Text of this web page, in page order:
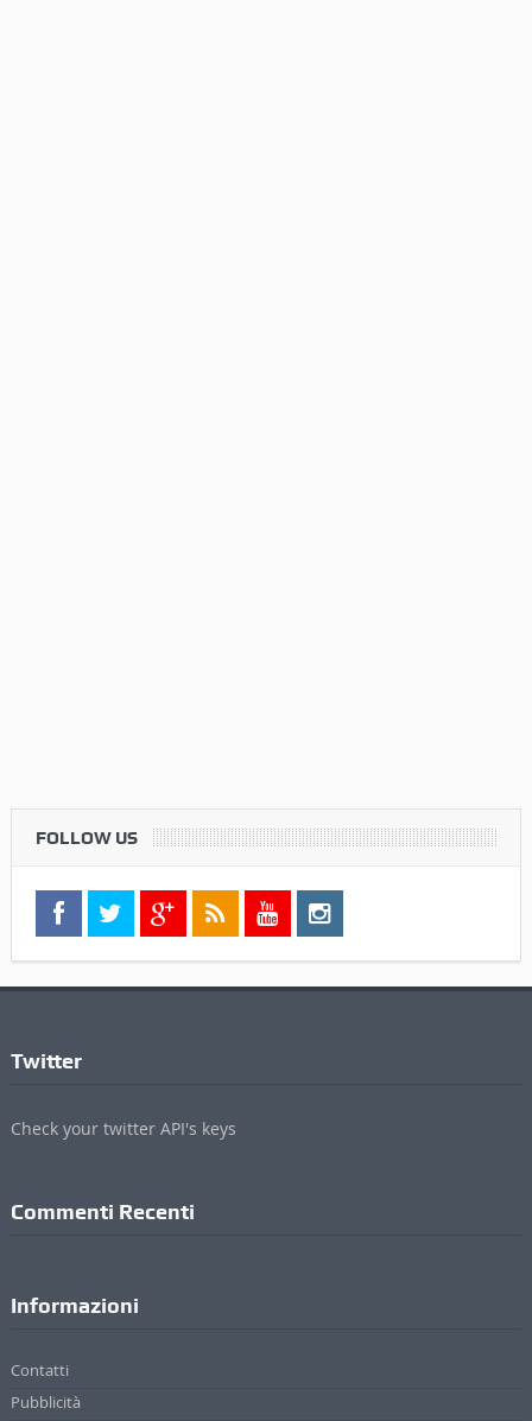
FOLLOW US
Twitter
Check your twitter API's keys
Commenti Recenti
Informazioni
Contatti
Pubblicità